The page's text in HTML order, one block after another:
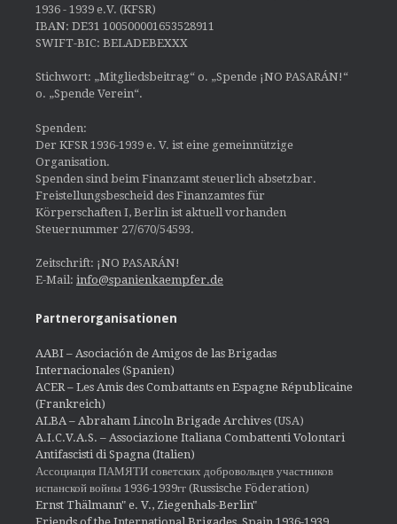
1936 - 1939 e.V. (KFSR)
IBAN: DE31 100500001653528911
SWIFT-BIC: BELADEBEXXX
Stichwort: „Mitgliedsbeitrag“ o. „Spende ¡NO PASARÁN!“
o. „Spende Verein“.
Spenden:
Der KFSR 1936-1939 e. V. ist eine gemeinnützige
Organisation.
Spenden sind beim Finanzamt steuerlich absetzbar.
Freistellungsbescheid des Finanzamtes für
Körperschaften I, Berlin ist aktuell vorhanden
Steuernummer 27/670/54593.
Zeitschrift: ¡NO PASARÁN!
E-Mail: info@spanienkaempfer.de
Partnerorganisationen
AABI – Asociación de Amigos de las Brigadas
Internacionales (Spanien)
ACER – Les Amis des Combattants en Espagne Républicaine
(Frankreich)
ALBA – Abraham Lincoln Brigade Archives (USA)
A.I.C.V.A.S. – Associazione Italiana Combattenti Volontari
Antifascisti di Spagna (Italien)
Ассоциация ПАМЯТИ советских добровольцев участников
испанской войны 1936-1939гг (Russische Föderation)
Ernst Thälmann" e. V., Ziegenhals-Berlin"